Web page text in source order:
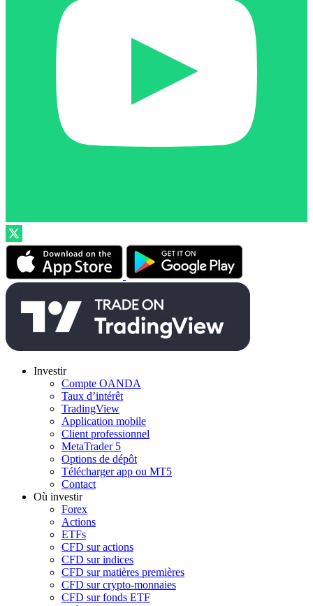
Investir
Compte OANDA
Taux d’intérêt
TradingView
Application mobile
Client professionnel
MetaTrader 5
Options de dépôt
Télécharger app ou MT5
Contact
Où investir
Forex
Actions
ETFs
CFD sur actions
CFD sur indices
CFD sur matières premières
CFD sur crypto-monnaies
CFD sur fonds ETF